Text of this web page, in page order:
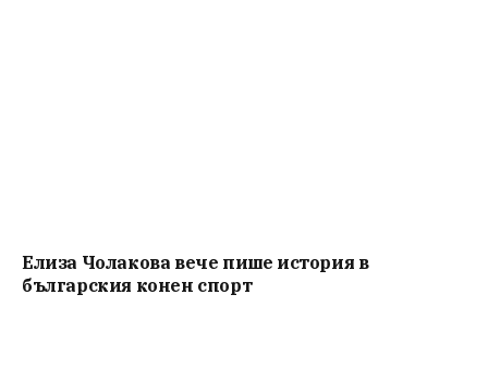
Елиза Чолакова вече пише история в
българския конен спорт